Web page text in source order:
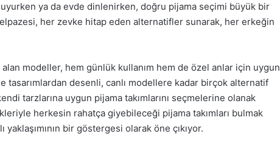
uyurken ya da evde dinlenirken, doğru pijama seçimi büyük bir
her zevke hitap eden alternatifler sunarak, her erkeğin
alan modeller, hem günlük kullanım hem de özel anlar için uygun
tasarımlardan desenli, canlı modellere kadar birçok alternatif
tarzlarına uygun pijama takımlarını seçmelerine olanak
herkesin rahatça giyebileceği pijama takımları bulmak
yaklaşımının bir göstergesi olarak öne çıkıyor.